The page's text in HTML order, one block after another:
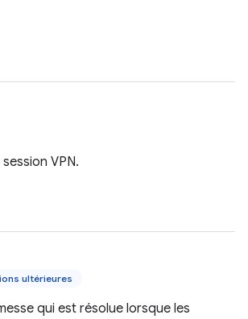
VPN.
ultérieures
qui est résolue lorsque les